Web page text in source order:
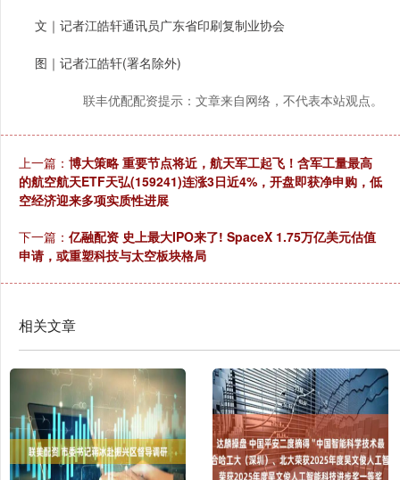
文｜记者江皓轩通讯员广东省印刷复制业协会
图｜记者江皓轩(署名除外)
联丰优配配资提示：文章来自网络，不代表本站观点。
上一篇： 博大策略 重要节点将近，航天军工起飞！含军工量最高
的航空航天ETF天弘(159241)连涨3日近4%，开盘即获净申购，低
空经济迎来多项实质性进展
下一篇： 亿融配资 史上最大IPO来了! SpaceX 1.75万亿美元估值
申请，或重塑科技与太空板块格局
相关文章